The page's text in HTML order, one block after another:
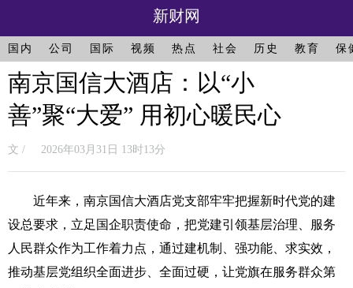
新财网
国内 公司 国际 视频 热点 社会 历史 教育 保
南京国信大酒店：以“小
善”聚“大爱” 用初心暖民心
文 / 2026年03月31日 13时13分
近年来，南京国信大酒店党支部牢牢把握新时代党的建
设总要求，立足国企职责使命，把党建引领基层治理、服务
人民群众作为工作着力点，通过建机制、强功能、求实效，
推动基层党组织全面进步、全面过硬，让党旗在服务群众第